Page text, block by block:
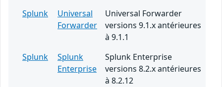
Splunk
Universal
Forwarder
Universal Forwarder
versions 9.1.x antérieures
à 9.1.1
Splunk
Splunk
Enterprise
Splunk Enterprise
versions 8.2.x antérieures
à 8.2.12